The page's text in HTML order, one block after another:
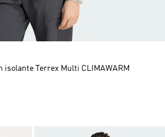
isolante Terrex Multi CLIMAWARM